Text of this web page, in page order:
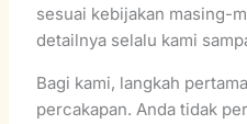
sesuai kebijakan masing-
detailnya selalu kami
Bagi kami, langkah
percakapan. Anda tidak